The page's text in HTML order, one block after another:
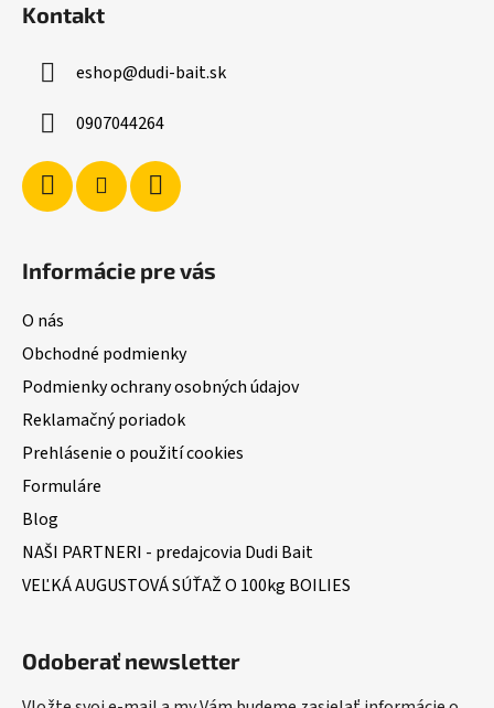
Kontakt
eshop@dudi-bait.sk
0907044264
Informácie pre vás
O nás
Obchodné podmienky
Podmienky ochrany osobných údajov
Reklamačný poriadok
Prehlásenie o použití cookies
Formuláre
Blog
NAŠI PARTNERI - predajcovia Dudi Bait
VEĽKÁ AUGUSTOVÁ SÚŤAŽ O 100kg BOILIES
Odoberať newsletter